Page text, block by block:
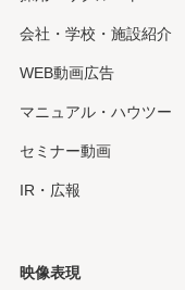
会社・学校・施設紹介
WEB動画広告
マニュアル・ハウツー
セミナー動画
IR・広報
映像表現